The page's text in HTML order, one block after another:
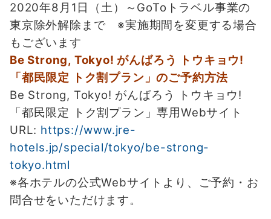
2020年8月1日（土）～GoToトラベル事業の
東京除外解除まで ※実施期間を変更する場合
もございます
Be Strong, Tokyo! がんばろう トウキョウ!
「都民限定 トク割プラン」のご予約方法
Be Strong, Tokyo! がんばろう トウキョウ!
「都民限定 トク割プラン」専用Webサイト
URL: https://www.jre-
hotels.jp/special/tokyo/be-strong-
tokyo.html
※各ホテルの公式Webサイトより、ご予約・お
問合せをいただけます。